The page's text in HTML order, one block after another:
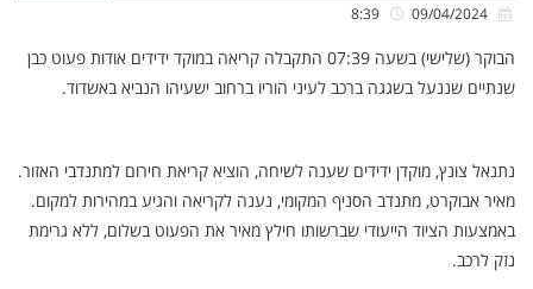
הבוקר (שלישי) בשעה 07:39 התקבלה קריאה במוקד ידידים אודות פעוט כבן
שנתיים שננעל בשגגה ברכב לעיני הוריו ברחוב ישעיהו הנביא באשדוד.
נתנאל צונץ, מוקדן ידידים שענה לשיחה, הוציא קריאת חירום למתנדבי האזור.
מאיר אבוקרט, מתנדב הסניף המקומי, נענה לקריאה והגיע במהירות למקום.
באמצעות הציוד הייעודי שברשותו חילץ מאיר את הפעוט בשלום, ללא גרימת
נזק לרכב.